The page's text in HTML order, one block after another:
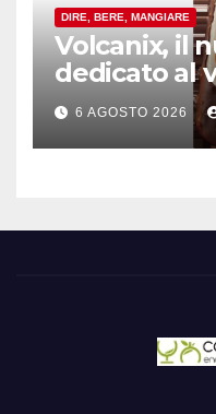
DIRE, BERE, MANGIARE
Volcanix, il
dedicato al
è nato a
6 AGOSTO 2026